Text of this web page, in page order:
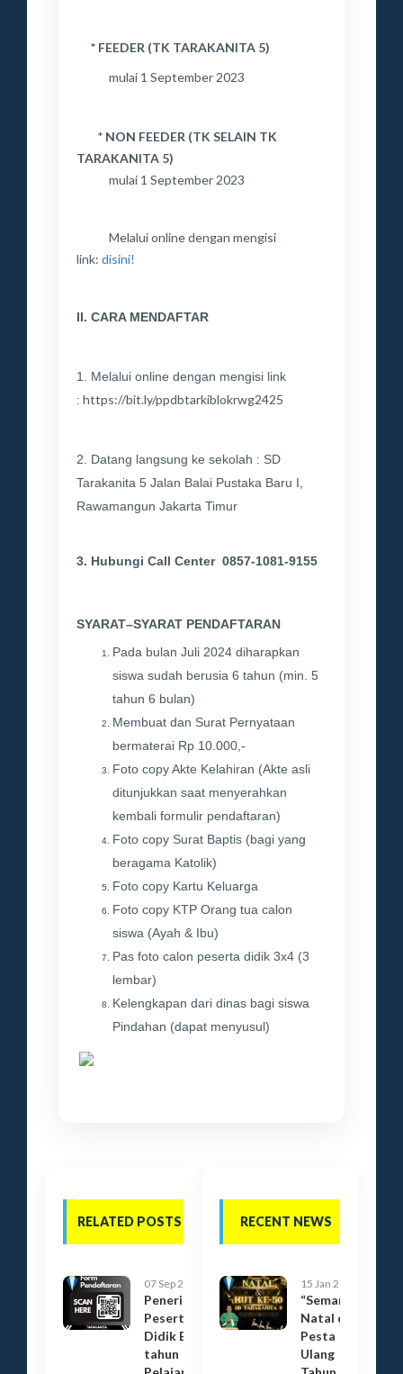
* FEEDER (TK TARAKANITA 5)
mulai 1 September 2023
* NON FEEDER (TK SELAIN TK
TARAKANITA 5)
mulai 1 September 2023
Melalui online dengan mengisi
link: disini!
II. CARA MENDAFTAR
1. Melalui online dengan mengisi link
: https://bit.ly/ppdbtarkiblokrwg2425
2. Datang langsung ke sekolah : SD
Tarakanita 5 Jalan Balai Pustaka Baru I,
Rawamangun Jakarta Timur
3. Hubungi Call Center 0857-1081-9155
SYARAT–SYARAT PENDAFTARAN
Pada bulan Juli 2024 diharapkan
siswa sudah berusia 6 tahun (min. 5
tahun 6 bulan)
Membuat dan Surat Pernyataan
bermaterai Rp 10.000,-
Foto copy Akte Kelahiran (Akte asli
ditunjukkan saat menyerahkan
kembali formulir pendaftaran)
Foto copy Surat Baptis (bagi yang
beragama Katolik)
Foto copy Kartu Keluarga
Foto copy KTP Orang tua calon
siswa (Ayah & Ibu)
Pas foto calon peserta didik 3x4 (3
lembar)
Kelengkapan dari dinas bagi siswa
Pindahan (dapat menyusul)
RELATED POSTS
07 Sep 2020
Penerimaan
Peserta
Didik Baru
tahun
RECENT NEWS
15 Jan 2024
“Semarak
Natal dan
Pesta
Ulang